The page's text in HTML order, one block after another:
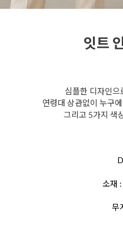
잇트
심플한 디자인으
연령대 상관없이 누구
그리고 5가지 색
소재
무